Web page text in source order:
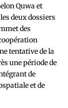
Quwa et
deux dossiers
des
tentative de la
une période de
de
et de